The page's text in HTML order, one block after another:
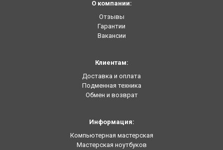
О компании:
Отзывы
Гарантии
Вакансии
Клиентам:
Доставка и оплата
Подменная техника
Обмен и возврат
Информация:
Компьютерная мастерская
Мастерская ноутбуков